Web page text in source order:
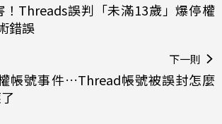
！Threads誤判「未滿13歲」爆停權
錯誤
下一則
帳號事件…Thread帳號被誤封怎麼